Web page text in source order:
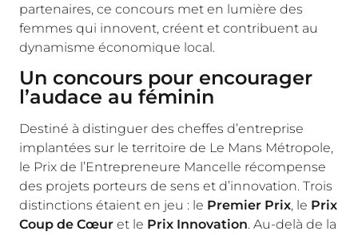
partenaires, ce concours met en lumière des
femmes qui innovent, créent et contribuent au
dynamisme économique local.
Un concours pour encourager
l’audace au féminin
Destiné à distinguer des cheffes d’entreprise
implantées sur le territoire de Le Mans Métropole,
le Prix de l’Entrepreneure Mancelle récompense
des projets porteurs de sens et d’innovation. Trois
distinctions étaient en jeu : le Premier Prix, le Prix
Coup de Cœur et le Prix Innovation. Au-delà de la